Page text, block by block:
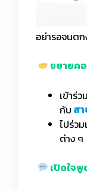
อย่ารอจนต
ขยายค
เข้าร่
กับ ส
ไปร่ว
ต่าง ๆ
เปิดใจ